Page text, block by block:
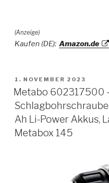
(Anzeige)
Kaufen (DE): Amazon.de
VERÖFFENTLICHT
AM
1. NOVEMBER 2023
Metabo 602317500
Ah Li-Power Akkus,
Metabox 145